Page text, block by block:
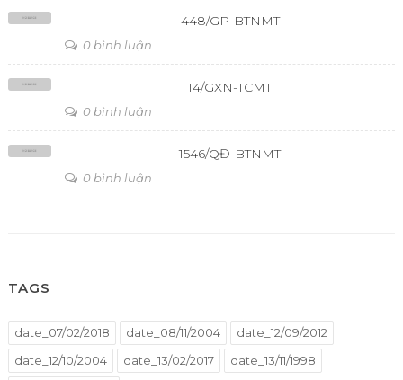
448/GP-BTNMT
0 bình luận
14/GXN-TCMT
0 bình luận
1546/QĐ-BTNMT
0 bình luận
TAGS
date_07/02/2018 date_08/11/2004
date_12/09/2012
date_12/10/2004
date_13/02/2017
date_13/11/1998